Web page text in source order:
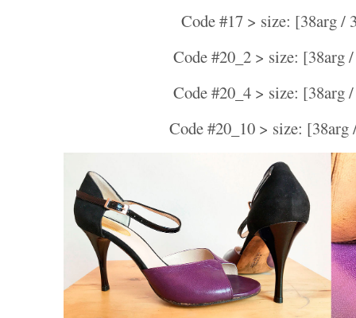
Code #17 > size: [38arg /
Code #20_2 > size: [38arg
Code #20_4 > size: [38arg
Code #20_10 > size: [38arg